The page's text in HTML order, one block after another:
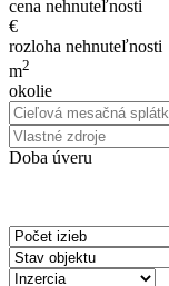
cena nehnuteľnosti
€
rozloha nehnuteľnosti
m2
okolie
Doba úveru